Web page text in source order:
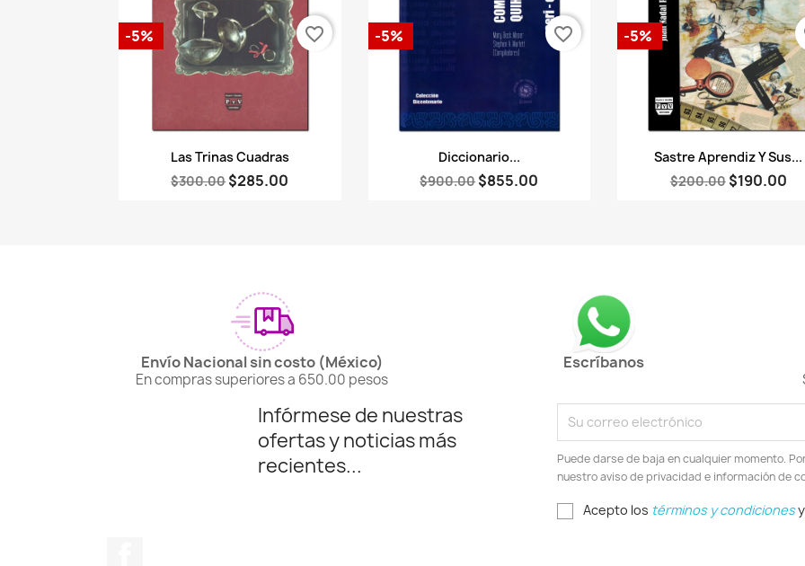
Vista rápida
Las Trinas Cuadras
$300.00$285.00
-5% favorite_border
Vista rápida
Diccionario...
$900.00$855.00
-5% favorite_border
 Vista rápida
Sastre Aprendiz Y Sus...
$200.00 $190.00
-5%
Envío Nacional sin costo (México)
En compras superiores a 650.00 pesos
Escríbanos
Infórmese de nuestras
ofertas y noticias más
recientes...
Puede darse de baja en cualquier momento.
nuestro aviso de privacidad e información de
Acepto los términos y condiciones